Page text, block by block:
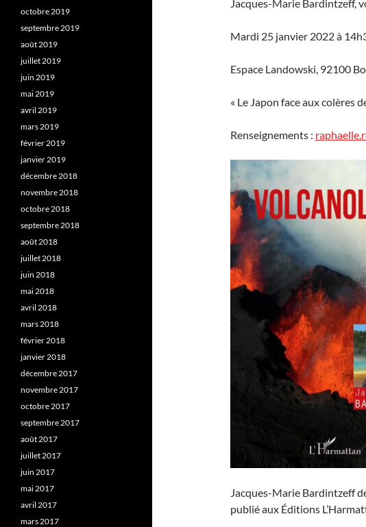
Jacques-Marie Bardintzeff,
Mardi 25 janvier 2022 à
Espace Landowski, 92100
« Le Japon face aux colères
Renseignements :
Jacques-Marie Bardintzeff
publié aux Éditions
octobre 2019
septembre 2019
août 2019
juillet 2019
juin 2019
mai 2019
avril 2019
mars 2019
février 2019
janvier 2019
décembre 2018
novembre 2018
octobre 2018
septembre 2018
août 2018
juillet 2018
juin 2018
mai 2018
avril 2018
mars 2018
février 2018
janvier 2018
décembre 2017
novembre 2017
octobre 2017
septembre 2017
août 2017
juillet 2017
juin 2017
mai 2017
avril 2017
mars 2017